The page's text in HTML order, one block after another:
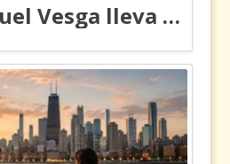
Carlos Manuel Vesga lleva el nombre de Colombia a los Emmy